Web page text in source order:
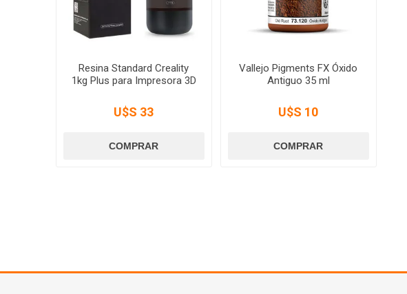
Resina Standard Creality
1kg Plus para Impresora 3D
U$S 33
Vallejo Pigments FX Óxido
Antiguo 35 ml
U$S 10